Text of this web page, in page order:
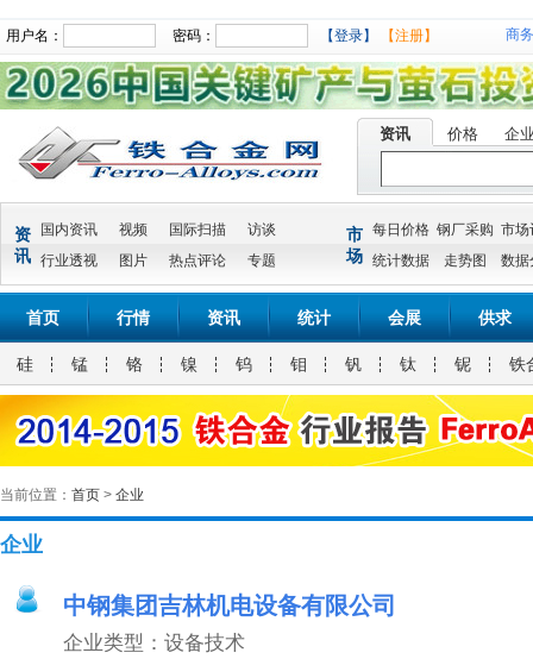
用户名： 密码： 【登录】 【注册】 商
资讯 价格 企
资
讯
国内资讯 视频 国际扫描
访谈
行业透视
图片 热点评论 专题
市
场
每日价格 钢厂采购 市场
统计数据
走势图 数据
首页 行情 资讯 统计 会展 供求
硅 锰 铬 镍 钨 钼 钒 钛 铌 铁
当前位置： 首页 > 企业
企业
中钢集团吉林机电设备有限公司
企业类型：设备技术